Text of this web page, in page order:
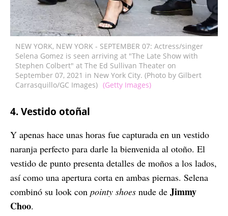
NEW YORK, NEW YORK - SEPTEMBER 07: Actress/singer
Selena Gomez is seen arriving at "The Late Show with
Stephen Colbert" at The Ed Sullivan Theater on
September 07, 2021 in New York City. (Photo by Gilbert
Carrasquillo/GC Images) (Getty Images)
4. Vestido otoñal
Y apenas hace unas horas fue capturada en un vestido
naranja perfecto para darle la bienvenida al otoño. El
vestido de punto presenta detalles de moños a los lados,
así como una apertura corta en ambas piernas. Selena
combinó su look con pointy shoes nude de Jimmy
Choo.